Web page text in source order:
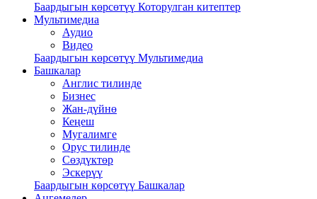
Баардыгын көрсөтүү Которулган китептер
Мультимедиа
Аудио
Видео
Баардыгын көрсөтүү Мультимедиа
Башкалар
Англис тилинде
Бизнес
Жан-дүйнө
Кеңеш
Мугалимге
Орус тилинде
Сөздүктөр
Эскерүү
Баардыгын көрсөтүү Башкалар